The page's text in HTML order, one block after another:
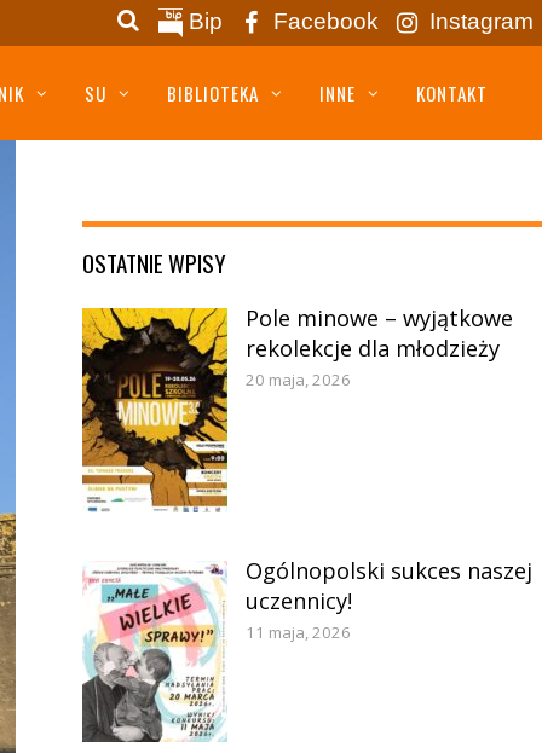
Bip Facebook Instagram
SU BIBLIOTEKA INNE KONTAKT
OSTATNIE WPISY
Pole minowe – wyjątkowe
rekolekcje dla młodzieży
20 maja, 2026
Ogólnopolski sukces naszej
uczennicy!
11 maja, 2026